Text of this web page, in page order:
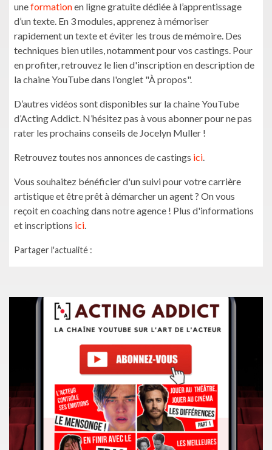
uneformationen ligne gratuite dédiée à l’apprentissage
d’un texte. En 3 modules, apprenez à mémoriser
rapidement un texte et éviter les trous de mémoire. Des
techniques bien utiles, notamment pour vos castings. Pour
en profiter, retrouvez le lien d'inscription en description de
la chaine YouTube dans l'onglet "À propos".
D’autres vidéos sont disponibles sur la chaine YouTube
d’Acting Addict. N’hésitez pas à vous abonner pour ne pas
rater les prochains conseils de Jocelyn Muller !
Retrouvez toutes nos annonces de castings ici.
Vous souhaitez bénéficier d'un suivi pour votre carrière
artistique et être prêt à démarcher un agent ? On vous
reçoit en coaching dans notre agence ! Plus d'informations
et inscriptions ici.
Partager l'actualité :